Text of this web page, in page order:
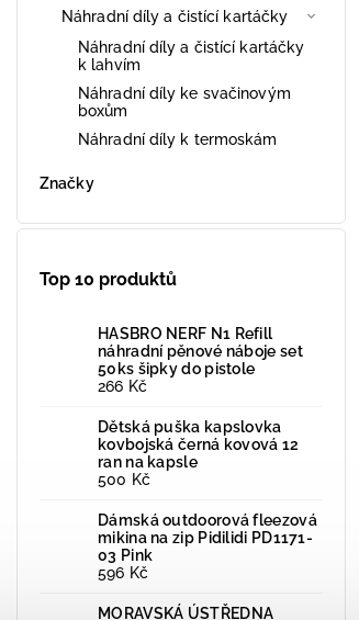
Náhradní díly a čistící kartáčky
Náhradní díly a čistící kartáčky
k lahvím
Náhradní díly ke svačinovým
boxům
Náhradní díly k termoskám
Značky
Top 10 produktů
HASBRO NERF N1 Refill
náhradní pěnové náboje set
50ks šipky do pistole
266 Kč
Dětská puška kapslovka
kovbojská černá kovová 12
ran na kapsle
500 Kč
Dámská outdoorová fleezová
mikina na zip Pidilidi PD1171-
03 Pink
596 Kč
MORAVSKÁ ÚSTŘEDNA